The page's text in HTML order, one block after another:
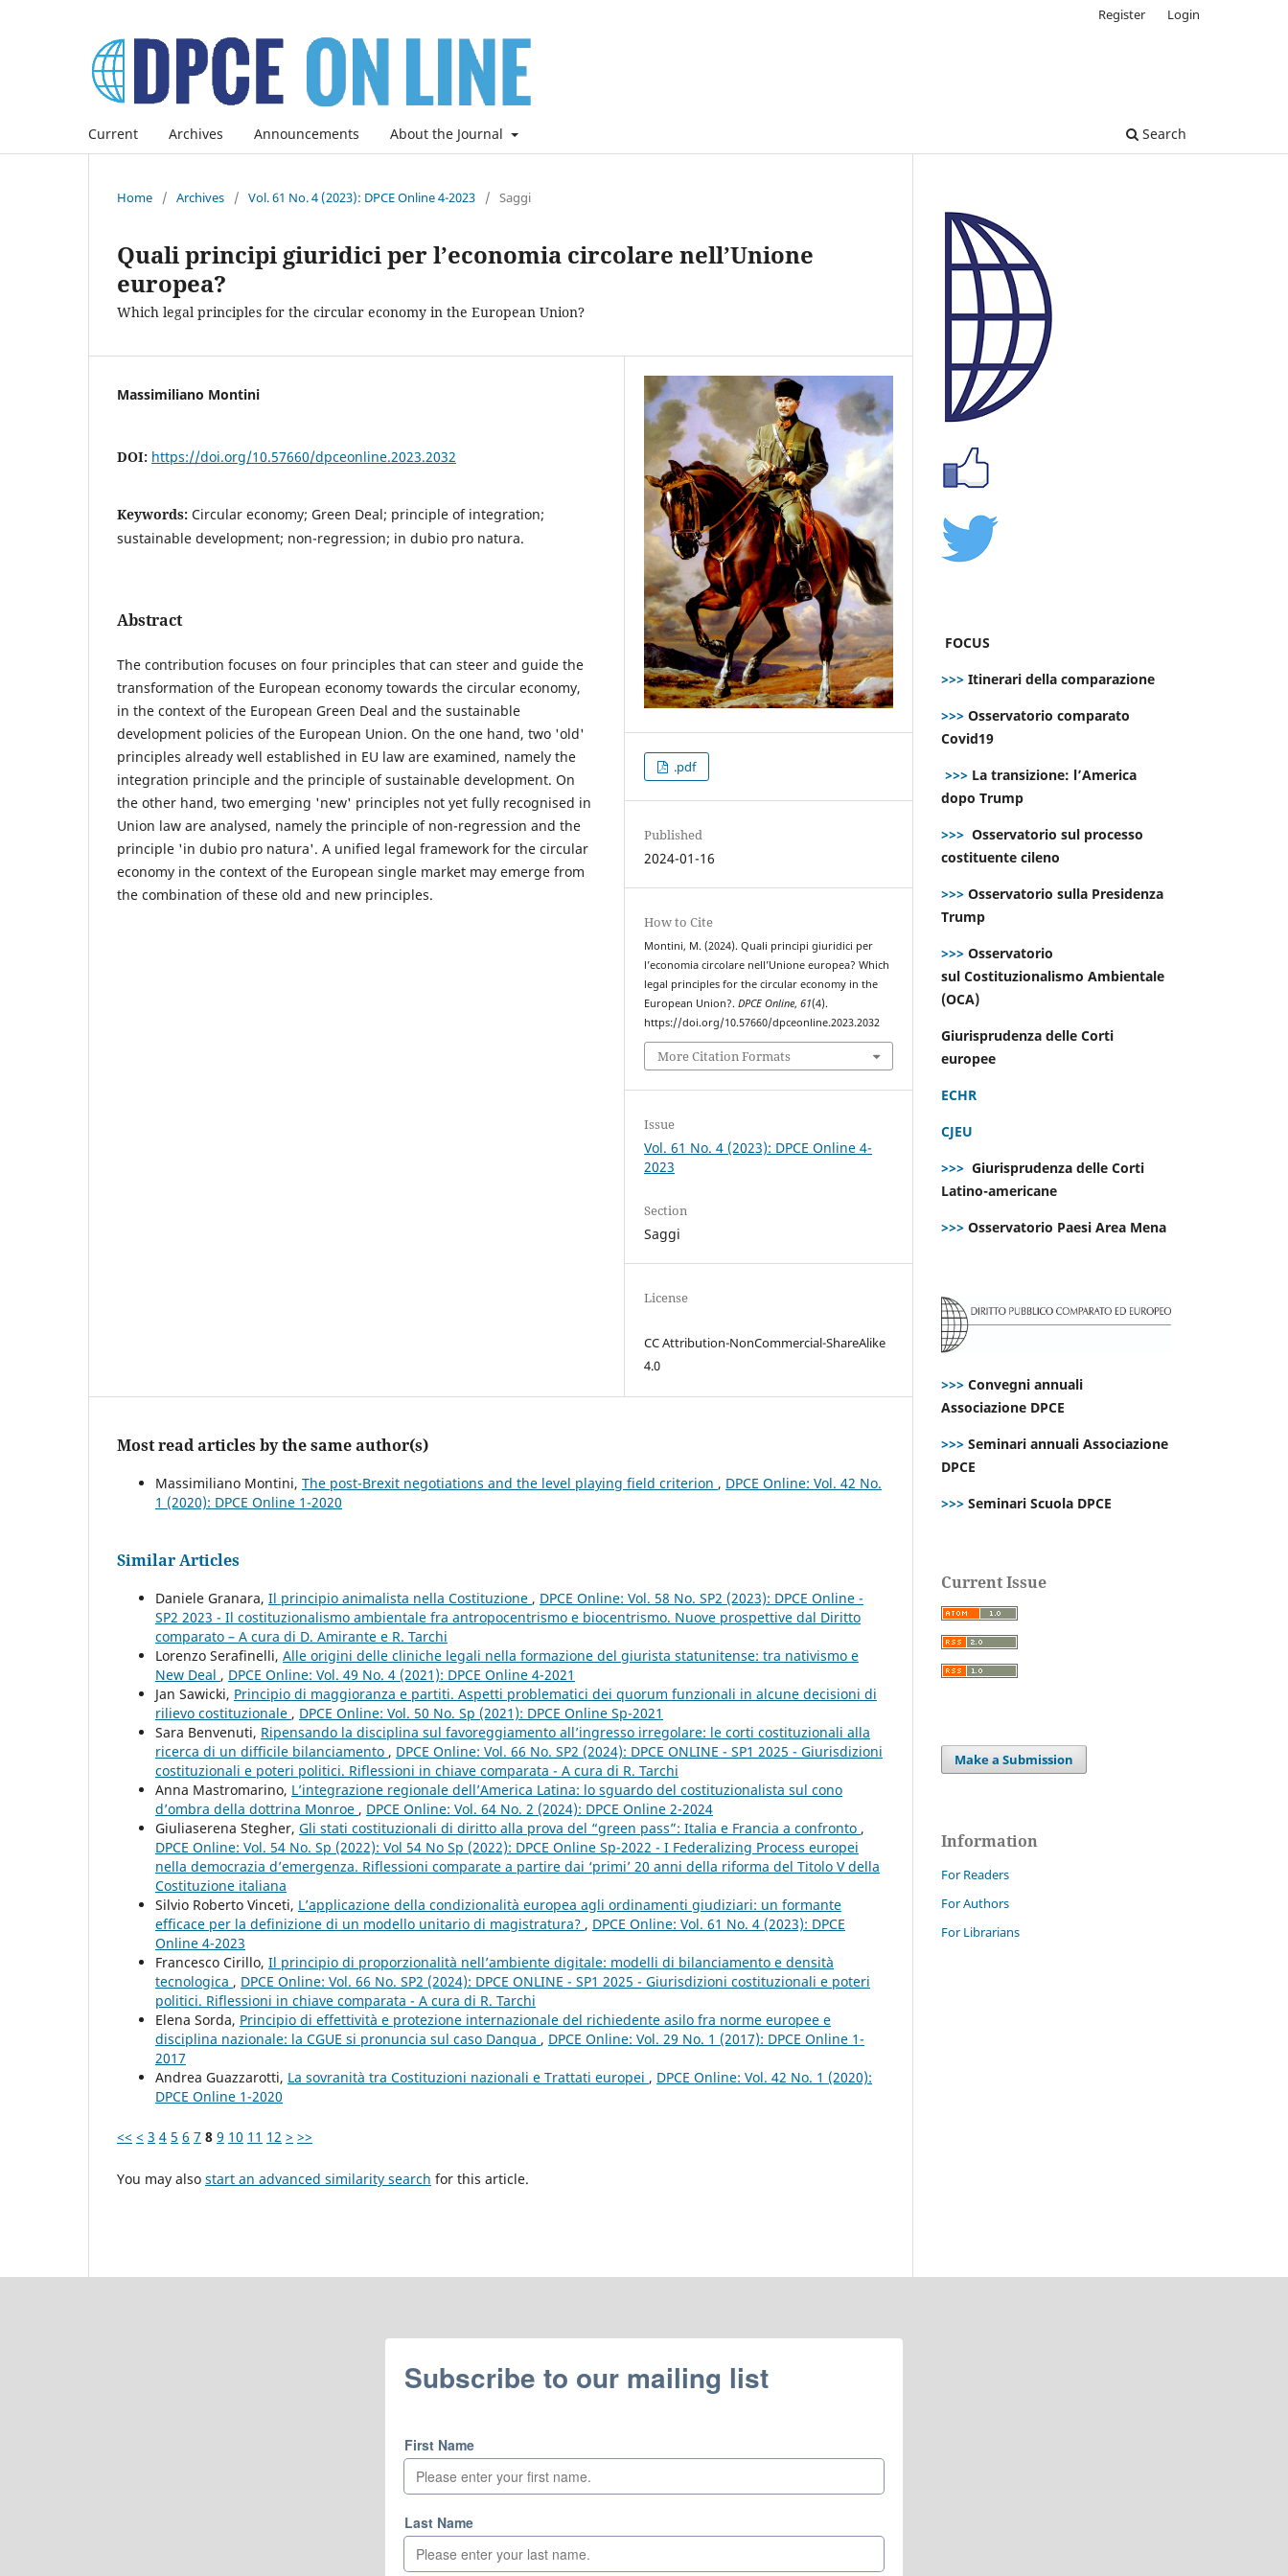
Current Archives Announcements About the Journal Search
Register Login
Home / Archives / Vol. 61 No. 4 (2023): DPCE Online 4-2023 / Saggi
Quali principi giuridici per l’economia circolare nell’Unione
europea?
Which legal principles for the circular economy in the European Union?
Massimiliano Montini
DOI: https://doi.org/10.57660/dpceonline.2023.2032
Keywords: Circular economy; Green Deal; principle of integration;
sustainable development; non-regression; in dubio pro natura.
Abstract
The contribution focuses on four principles that can steer and guide the
transformation of the European economy towards the circular economy,
in the context of the European Green Deal and the sustainable
development policies of the European Union. On the one hand, two 'old'
principles already well established in EU law are examined, namely the
integration principle and the principle of sustainable development. On
the other hand, two emerging 'new' principles not yet fully recognised in
Union law are analysed, namely the principle of non-regression and the
principle 'in dubio pro natura'. A unified legal framework for the circular
economy in the context of the European single market may emerge from
the combination of these old and new principles.
.pdf
Published
2024-01-16
How to Cite
Montini, M. (2024). Quali principi giuridici per
l’economia circolare nell’Unione europea? Which
legal principles for the circular economy in the
European Union?.DPCE Online,61(4).
https://doi.org/10.57660/dpceonline.2023.2032
More Citation Formats
Issue
Vol. 61 No. 4 (2023): DPCE Online 4-
2023
Section
Saggi
License
CC Attribution-NonCommercial-ShareAlike
4.0
Most read articles by the same author(s)
Massimiliano Montini, The post-Brexit negotiations and the level playing field criterion , DPCE Online: Vol. 42 No.
1 (2020): DPCE Online 1-2020
Similar Articles
Daniele Granara, Il principio animalista nella Costituzione , DPCE Online: Vol. 58 No. SP2 (2023): DPCE Online -
SP2 2023 - Il costituzionalismo ambientale fra antropocentrismo e biocentrismo. Nuove prospettive dal Diritto
comparato – A cura di D. Amirante e R. Tarchi
Lorenzo Serafinelli, Alle origini delle cliniche legali nella formazione del giurista statunitense: tra nativismo e
New Deal , DPCE Online: Vol. 49 No. 4 (2021): DPCE Online 4-2021
Jan Sawicki, Principio di maggioranza e partiti. Aspetti problematici dei quorum funzionali in alcune decisioni di
rilievo costituzionale , DPCE Online: Vol. 50 No. Sp (2021): DPCE Online Sp-2021
Sara Benvenuti, Ripensando la disciplina sul favoreggiamento all’ingresso irregolare: le corti costituzionali alla
ricerca di un difficile bilanciamento , DPCE Online: Vol. 66 No. SP2 (2024): DPCE ONLINE - SP1 2025 - Giurisdizioni
costituzionali e poteri politici. Riflessioni in chiave comparata - A cura di R. Tarchi
Anna Mastromarino, L’integrazione regionale dell’America Latina: lo sguardo del costituzionalista sul cono
d’ombra della dottrina Monroe , DPCE Online: Vol. 64 No. 2 (2024): DPCE Online 2-2024
Giuliaserena Stegher, Gli stati costituzionali di diritto alla prova del “green pass”: Italia e Francia a confronto ,
DPCE Online: Vol. 54 No. Sp (2022): Vol 54 No Sp (2022): DPCE Online Sp-2022 - I Federalizing Process europei
nella democrazia d’emergenza. Riflessioni comparate a partire dai ‘primi’ 20 anni della riforma del Titolo V della
Costituzione italiana
Silvio Roberto Vinceti, L’applicazione della condizionalità europea agli ordinamenti giudiziari: un formante
efficace per la definizione di un modello unitario di magistratura? , DPCE Online: Vol. 61 No. 4 (2023): DPCE
Online 4-2023
Francesco Cirillo, Il principio di proporzionalità nell’ambiente digitale: modelli di bilanciamento e densità
tecnologica , DPCE Online: Vol. 66 No. SP2 (2024): DPCE ONLINE - SP1 2025 - Giurisdizioni costituzionali e poteri
politici. Riflessioni in chiave comparata - A cura di R. Tarchi
Elena Sorda, Principio di effettività e protezione internazionale del richiedente asilo fra norme europee e
disciplina nazionale: la CGUE si pronuncia sul caso Danqua , DPCE Online: Vol. 29 No. 1 (2017): DPCE Online 1-
2017
Andrea Guazzarotti, La sovranità tra Costituzioni nazionali e Trattati europei , DPCE Online: Vol. 42 No. 1 (2020):
DPCE Online 1-2020
<< < 3 4 5 6 7 8 9 10 11 12 > >>
You may also start an advanced similarity search for this article.
FOCUS
>>> Itinerari della comparazione
>>> Osservatorio comparato
Covid19
>>> La transizione: l’America
dopo Trump
>>> Osservatorio sul processo
costituente cileno
>>> Osservatorio sulla Presidenza
Trump
>>> Osservatorio
sul Costituzionalismo Ambientale
(OCA)
Giurisprudenza delle Corti
europee
ECHR
CJEU
>>> Giurisprudenza delle Corti
Latino-americane
>>> Osservatorio Paesi Area Mena
>>> Convegni annuali
Associazione DPCE
>>> Seminari annuali Associazione
DPCE
>>> Seminari Scuola DPCE
Current Issue
Make a Submission
Information
For Readers
For Authors
For Librarians